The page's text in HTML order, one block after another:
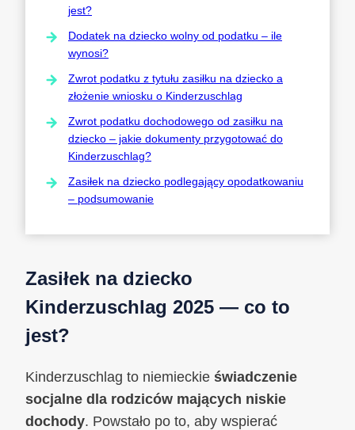
jest?
Dodatek na dziecko wolny od podatku – ile
wynosi?
Zwrot podatku z tytułu zasiłku na dziecko a
złożenie wniosku o Kinderzuschlag
Zwrot podatku dochodowego od zasiłku na
dziecko – jakie dokumenty przygotować do
Kinderzuschlag?
Zasiłek na dziecko podlegający opodatkowaniu
– podsumowanie
Zasiłek na dziecko
Kinderzuschlag 2025 — co to
jest?
Kinderzuschlag to niemieckie świadczenie
socjalne dla rodziców mających niskie
dochody. Powstało po to, aby wspierać